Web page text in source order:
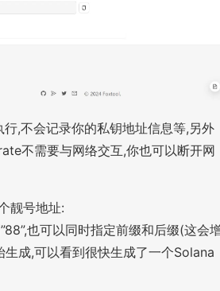
,不会记录你的私钥地址信息等,另外
不需要与网络交互,你也可以断开网
靓号地址:
也可以同时指定前缀和后缀(这会
生成,可以看到很快生成了一个Solana